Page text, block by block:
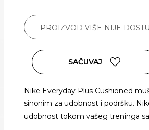
PROIZVOD VIŠE NIJE
SAČUVAJ
Nike Everyday Plus Cushioned
sinonim za udobnost i podršku.
udobnost tokom vašeg treninga